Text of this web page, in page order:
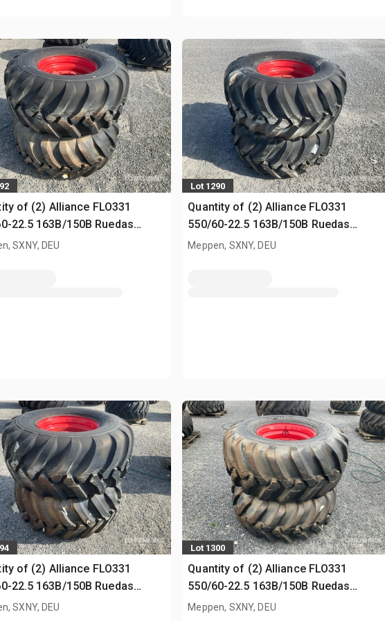
of (2) Alliance FLO331
22.5 163B/150B Ruedas
SXNY, DEU
Lot 1290
Quantity of (2) Alliance FLO331
550/60-22.5 163B/150B Ruedas
(Unused)
Meppen, SXNY, DEU
of (2) Alliance FLO331
22.5 163B/150B Ruedas
SXNY, DEU
Lot 1300
Quantity of (2) Alliance FLO331
550/60-22.5 163B/150B Ruedas
(Unused)
Meppen, SXNY, DEU